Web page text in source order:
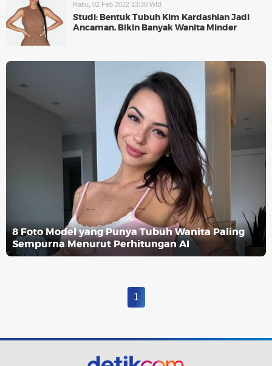
Rabu, 02 Feb 2022 13:30 WIB
Studi: Bentuk Tubuh Kim Kardashian Jadi
Ancaman, Bikin Banyak Wanita Minder
8 Foto Model yang Punya Tubuh Wanita Paling
Sempurna Menurut Perhitungan AI
1